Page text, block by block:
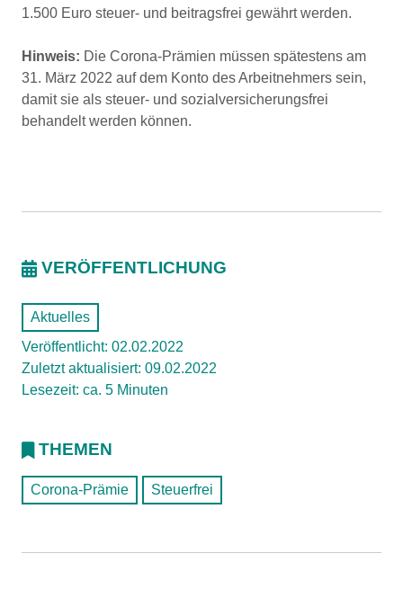
1.500 Euro steuer- und beitragsfrei gewährt werden.
Hinweis: Die Corona-Prämien müssen spätestens am
31. März 2022 auf dem Konto des Arbeitnehmers sein,
damit sie als steuer- und sozialversicherungsfrei
behandelt werden können.
VERÖFFENTLICHUNG
Aktuelles
Veröffentlicht: 02.02.2022
Zuletzt aktualisiert: 09.02.2022
Lesezeit: ca. 5 Minuten
THEMEN
Corona-Prämie Steuerfrei